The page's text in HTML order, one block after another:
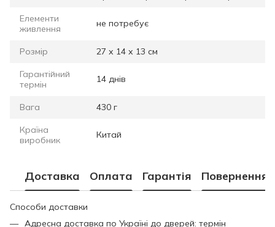
Елементи
живлення
не потребує
Розмір 27 х 14 х 13 см
Гарантійний
термін
14 днів
Вага 430 г
Країна
виробник
Китай
Доставка Оплата Гарантія Повернення
Способи доставки
Адресна доставка по Україні до дверей: термін